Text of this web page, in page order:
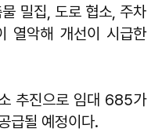
밀집, 도로 협소, 주차
열악해 개선이 시급한
추진으로 임대 685가
급될 예정이다.